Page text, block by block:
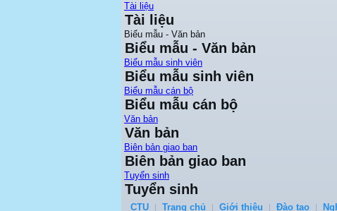
Tài liệu
Tài liệu
Biểu mẫu - Văn bản
Biểu mẫu - Văn bản
Biểu mẫu sinh viên
Biểu mẫu sinh viên
Biểu mẫu cán bộ
Biểu mẫu cán bộ
Văn bản
Văn bản
Biên bản giao ban
Biên bản giao ban
Tuyển sinh
Tuyển sinh
CTU Trang chủ Giới thiệu Đào tạo